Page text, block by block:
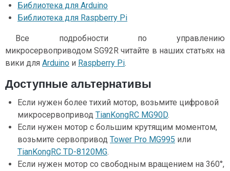
Библиотека для Arduino
Библиотека для Raspberry Pi
Все подробности по управлению
микросервоприводом SG92R читайте в наших статьях на
вики для Arduino и Raspberry Pi.
Доступные альтернативы
Если нужен более тихий мотор, возьмите цифровой
микросервопривод TianKongRC MG90D.
Если нужен мотор с большим крутящим моментом,
возьмите сервопривод Tower Pro MG995 или
TianKongRC TD-8120MG.
Если нужен мотор со свободным вращением на 360°,